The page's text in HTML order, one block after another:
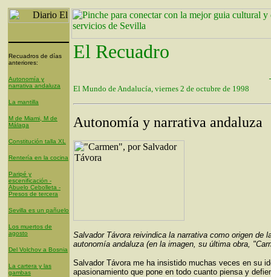
Recuadros de días
anteriores:
Autonomía y
narrativa andaluza
La mantilla
M de Miami, M de
Málaga
Constitución talla XL
Rentería en la cocina
Paripé y
escenificación -
Abuelo Cebolleta -
Presos de tercera
Sevilla es un pañuelo
Los muertos de
agosto
Del Volchov a Bosnia
La cartera y las
gambas
El Recuadro
El Mundo de Andalucía, viernes 2 de octubre de 1998
Autonomía y narrativa andaluza
Salvador Távora reivindica la narrativa como origen de
autonomía andaluza (en la imagen, su última obra,
Salvador Távora me ha insistido muchas veces en su
apasionamiento que pone en todo cuanto piensa y